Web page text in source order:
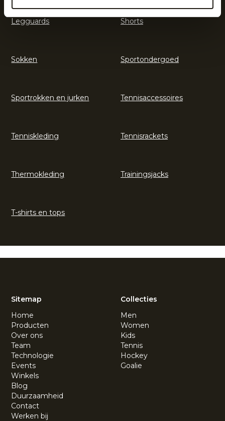
Legguards Shorts
Sokken Sportondergoed
Sportrokken en jurken Tennisaccessoires
Tenniskleding Tennisrackets
Thermokleding Trainingsjacks
T-shirts en tops
Sitemap
Home
Producten
Over ons
Team
Technologie
Events
Winkels
Blog
Duurzaamheid
Contact
Werken bij
Collecties
Men
Women
Kids
Tennis
Hockey
Goalie